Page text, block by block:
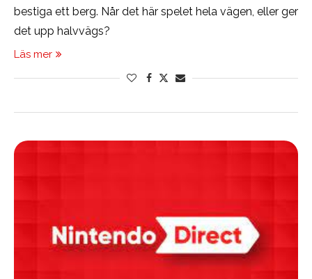
bestiga ett berg. Når det här spelet hela vägen, eller ger
det upp halvvägs?
Läs mer